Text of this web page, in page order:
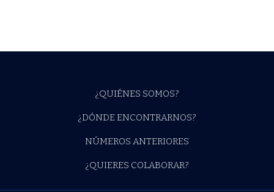
¿QUIÉNES SOMOS?
¿DÓNDE ENCONTRARNOS?
NÚMEROS ANTERIORES
¿QUIERES COLABORAR?